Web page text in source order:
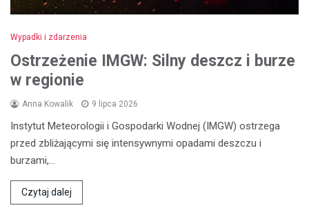
Wypadki i zdarzenia
Ostrzeżenie IMGW: Silny deszcz i burze
w regionie
Anna Kowalik 9 lipca 2026
Instytut Meteorologii i Gospodarki Wodnej (IMGW) ostrzega
przed zbliżającymi się intensywnymi opadami deszczu i
burzami,…
Czytaj dalej